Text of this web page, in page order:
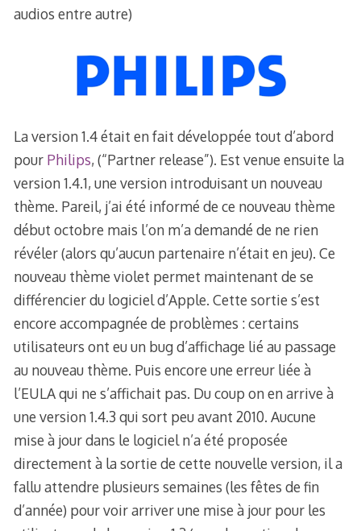
audios entre autre)
La version 1.4 était en fait développée tout d’abord
pour Philips, (“Partner release”). Est venue ensuite la
version 1.4.1, une version introduisant un nouveau
thème. Pareil, j’ai été informé de ce nouveau thème
début octobre mais l’on m’a demandé de ne rien
révéler (alors qu’aucun partenaire n’était en jeu). Ce
nouveau thème violet permet maintenant de se
différencier du logiciel d’Apple. Cette sortie s’est
encore accompagnée de problèmes : certains
utilisateurs ont eu un bug d’affichage lié au passage
au nouveau thème. Puis encore une erreur liée à
l’EULA qui ne s’affichait pas. Du coup on en arrive à
une version 1.4.3 qui sort peu avant 2010. Aucune
mise à jour dans le logiciel n’a été proposée
directement à la sortie de cette nouvelle version, il a
fallu attendre plusieurs semaines (les fêtes de fin
d’année) pour voir arriver une mise à jour pour les